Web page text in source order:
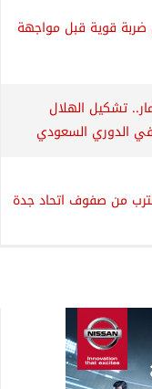
ضربة قوية قبل مواجهة
تشكيل الهلال
في الدوري السعودي
من صفوف اتحاد جدة